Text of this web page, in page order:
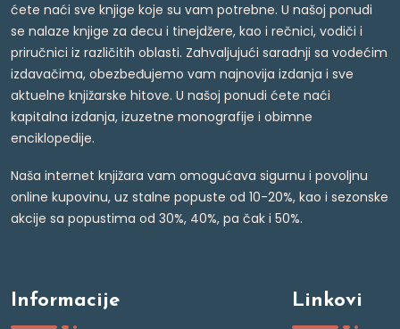
ćete naći sve knjige koje su vam potrebne. U našoj ponudi
se nalaze knjige za decu i tinejdžere, kao i rečnici, vodiči i
priručnici iz različitih oblasti. Zahvaljujući saradnji sa vodećim
izdavačima, obezbeđujemo vam najnovija izdanja i sve
aktuelne knjižarske hitove. U našoj ponudi ćete naći
kapitalna izdanja, izuzetne monografije i obimne
enciklopedije.
Naša internet knjižara vam omogućava sigurnu i povoljnu
online kupovinu, uz stalne popuste od 10-20%, kao i sezonske
akcije sa popustima od 30%, 40%, pa čak i 50%.
Informacije Linkovi